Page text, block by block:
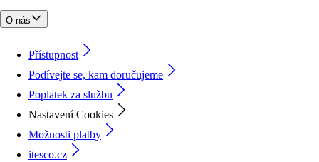
O nás
Přístupnost
Podívejte se, kam doručujeme
Poplatek za službu
Nastavení Cookies
Možnosti platby
itesco.cz